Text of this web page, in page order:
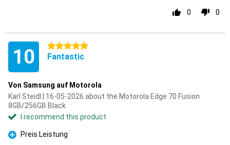
0 0
10 5 stars
Fantastic
Von Samsung auf Motorola
Karl Steidl | 16-05-2026 about the Motorola Edge 70 Fusion
8GB/256GB Black
I recommend this product
Pro
Preis Leistung